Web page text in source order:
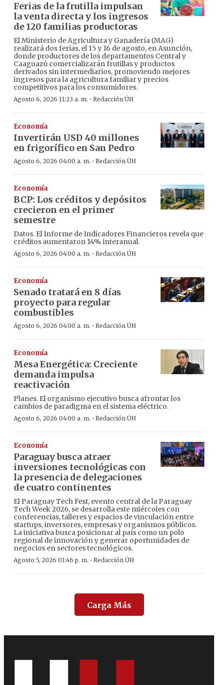
Ferias de la frutilla impulsan
la venta directa y los ingresos
de 120 familias productoras
El Ministerio de Agricultura y Ganadería (MAG)
realizará dos ferias, el 15 y 16 de agosto, en Asunción,
donde productores de los departamentos Central y
Caaguazú comercializarán frutillas y productos
derivados sin intermediarios, promoviendo mejores
ingresos para la agricultura familiar y precios
competitivos para los consumidores.
Agosto 6, 2026 11:23 a. m. · Redacción ÚH
Economía
Invertirán USD 40 millones
en frigorífico en San Pedro
Agosto 6, 2026 04:00 a. m. · Redacción ÚH
Economía
BCP: Los créditos y depósitos
crecieron en el primer
semestre
Datos. El Informe de Indicadores Financieros revela que
créditos aumentaron 14% interanual.
Agosto 6, 2026 04:00 a. m. · Redacción ÚH
Economía
Senado tratará en 8 días
proyecto para regular
combustibles
Agosto 6, 2026 04:00 a. m. · Redacción ÚH
Economía
Mesa Energética: Creciente
demanda impulsa
reactivación
Planes. El organismo ejecutivo busca afrontar los
cambios de paradigma en el sistema eléctrico.
Agosto 6, 2026 04:00 a. m. · Redacción ÚH
Economía
Paraguay busca atraer
inversiones tecnológicas con
la presencia de delegaciones
de cuatro continentes
El Paraguay Tech Fest, evento central de la Paraguay
Tech Week 2026, se desarrolla este miércoles con
conferencias, talleres y espacios de vinculación entre
startups, inversores, empresas y organismos públicos.
La iniciativa busca posicionar al país como un polo
regional de innovación y generar oportunidades de
negocios en sectores tecnológicos.
Agosto 5, 2026 01:46 p. m. · Redacción ÚH
Carga Más